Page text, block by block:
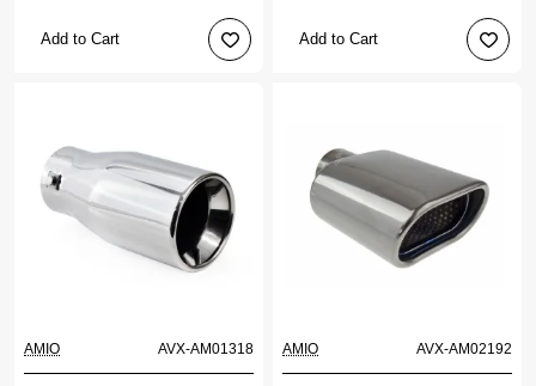
Add to Cart Add to Cart
AMIO AVX-AM01318 AMIO AVX-AM02192